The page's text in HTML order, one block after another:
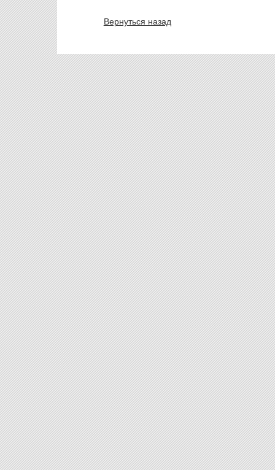
Вернуться назад